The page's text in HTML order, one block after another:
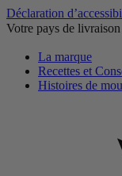
Déclaration
Votre pays de livraison
La marque
Recettes et
Histoires de